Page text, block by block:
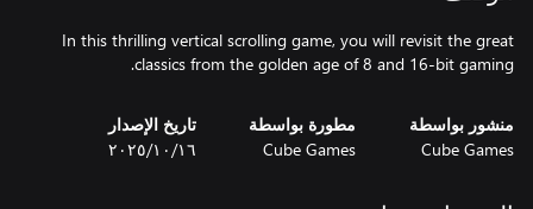
In this thrilling vertical scrolling game, you will revisit the great
classics from the golden age of 8 and 16-bit gaming.
منشور بواسطة
Cube Games
مطورة بواسطة
Cube Games
تاريخ الإصدار
١٦‏/١٠‏/٢٠٢٥